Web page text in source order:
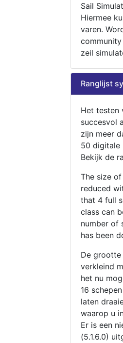
Sail
Hiermee
varen.
zeil
Ranglijst
Het testen
succesvol
zijn meer
50 digitale
Bekijk de
The size
reduced
that 4 full
class can
number of
has been
De grootte
verkleind
het nu
16
laten
waarop u
Er is een
(5.1.6.0)